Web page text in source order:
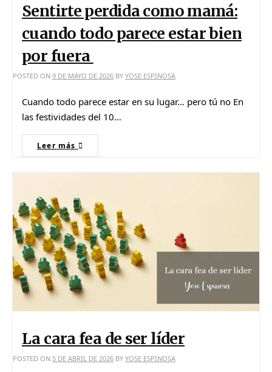
Sentirte perdida como mamá:
cuando todo parece estar bien
por fuera
POSTED ON 9 DE MAYO DE 2026 BY YOSE ESPINOSA
Cuando todo parece estar en su lugar… pero tú no En
las festividades del 10…
Leer más
La cara fea de ser líder
POSTED ON 5 DE ABRIL DE 2026 BY YOSE ESPINOSA